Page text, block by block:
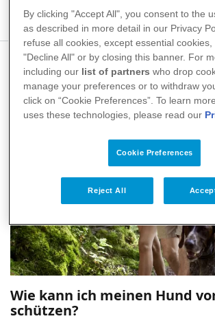
Tiere werden deutlich häufiger von
Menschen.
Wie kann ich meinen Hund
schützen?
By clicking "Accept All", you consent to the
as described in more detail in our Privacy
refuse all cookies, except essential cookies,
"Decline All" or by closing this banner. For
including our list of partners who drop
manage your preferences or to withdraw
click on “Cookie Preferences”. To learn
uses these technologies, please read our
Cookie Preferences
Reject All